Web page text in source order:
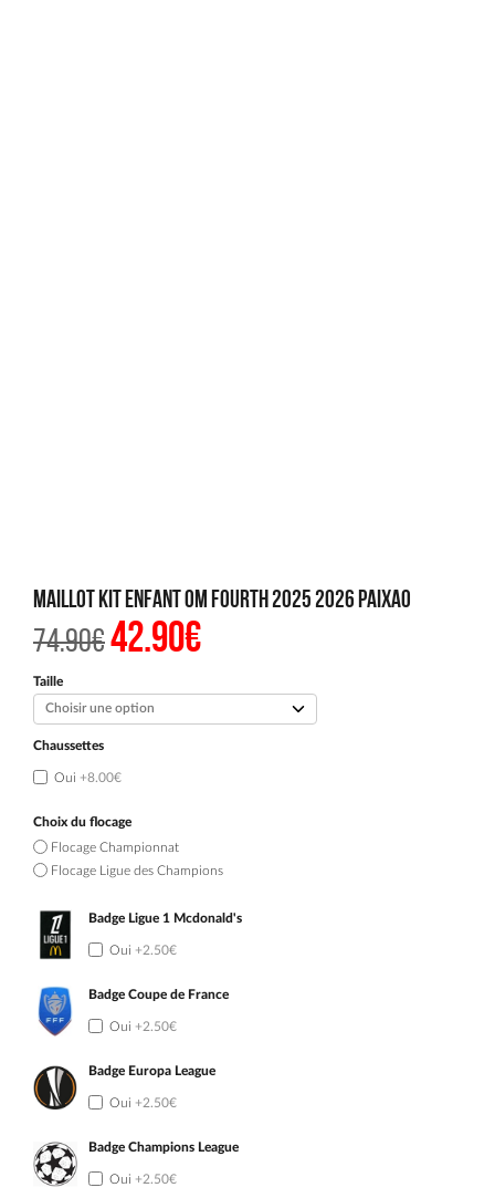
Maillot Kit Enfant OM Fourth 2025 2026 Paixao
74.90€Le
prix
était :
74.90€.
42.90€Le
prix
est :
42.90€.
Taille
Chaussettes
Oui +8.00€
Choix du flocage
Flocage Championnat
Flocage Ligue des Champions
Badge Ligue 1 Mcdonald's
Oui +2.50€
Badge Coupe de France
Oui +2.50€
Badge Europa League
Oui +2.50€
Badge Champions League
Oui +2.50€